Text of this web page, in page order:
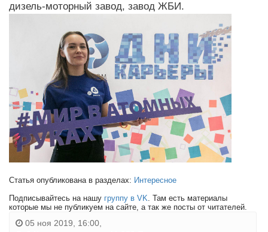
дизель-моторный завод, завод ЖБИ.
Статья опубликована в разделах: Интересное
Подписывайтесь на нашу группу в VK. Там есть материалы
которые мы не публикуем на сайте, а так же посты от читателей.
05 ноя 2019, 16:00,